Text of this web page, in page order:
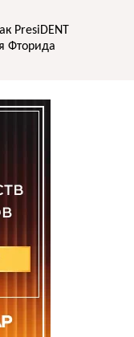
PresiDENT
Фторида